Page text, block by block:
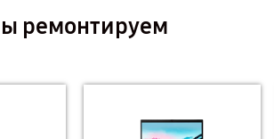
ремонтируем